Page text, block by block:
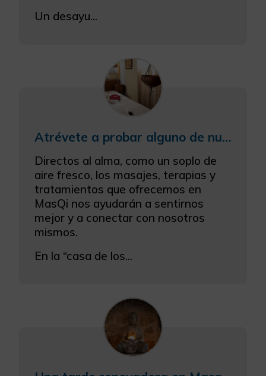
Un desayu...
Atrévete a probar alguno de nuestros tratamientos y combínalo con alguna de nuestras comidas
Directos al alma, como un soplo de
aire fresco, los masajes, terapias y
tratamientos que ofrecemos en
MasQi nos ayudarán a sentirnos
mejor y a conectar con nosotros
mismos.
En la “casa de los...